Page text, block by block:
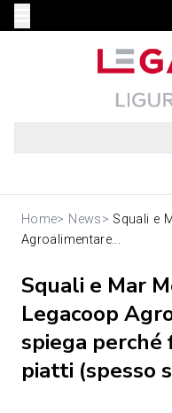
Home> News> Squali e
Agroalimentare...
Squali e Mar
Legacoop
spiega perché
piatti (spesso